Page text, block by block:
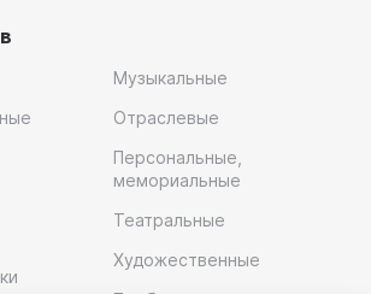
Музыкальные
Отраслевые
Персональные,
мемориальные
Театральные
Художественные